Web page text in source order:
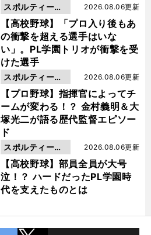
【高校野球】「プロ入り後もあ
の衝撃を超える選手はいな
い」。PL学園トリオが衝撃を受
けた選手
2026.08.06更新
スポルティーバ
動画
【プロ野球】指揮官によってチ
ームが変わる！？ 金村義明＆大
塚光二が語る歴代監督エピソー
ド
2026.08.06更新
スポルティーバ
動画
【高校野球】部員全員が大号
泣！？ ハードだったPL学園時
代を支えたものとは
2026.08.06更新
スポルティーバ
動画